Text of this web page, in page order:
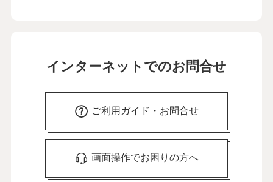
インターネットでのお問合せ
ご利用ガイド・お問合せ
画面操作でお困りの方へ